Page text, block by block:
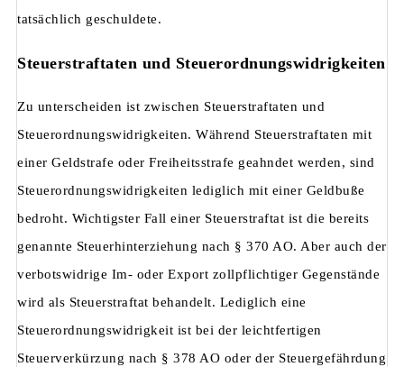
tatsächlich geschuldete.
Steuerstraftaten und Steuerordnungswidrigkeiten
Zu unterscheiden ist zwischen Steuerstraftaten und
Steuerordnungswidrigkeiten. Während Steuerstraftaten mit
einer Geldstrafe oder Freiheitsstrafe geahndet werden, sind
Steuerordnungswidrigkeiten lediglich mit einer Geldbuße
bedroht. Wichtigster Fall einer Steuerstraftat ist die bereits
genannte Steuerhinterziehung nach § 370 AO. Aber auch der
verbotswidrige Im- oder Export zollpflichtiger Gegenstände
wird als Steuerstraftat behandelt. Lediglich eine
Steuerordnungswidrigkeit ist bei der leichtfertigen
Steuerverkürzung nach § 378 AO oder der Steuergefährdung